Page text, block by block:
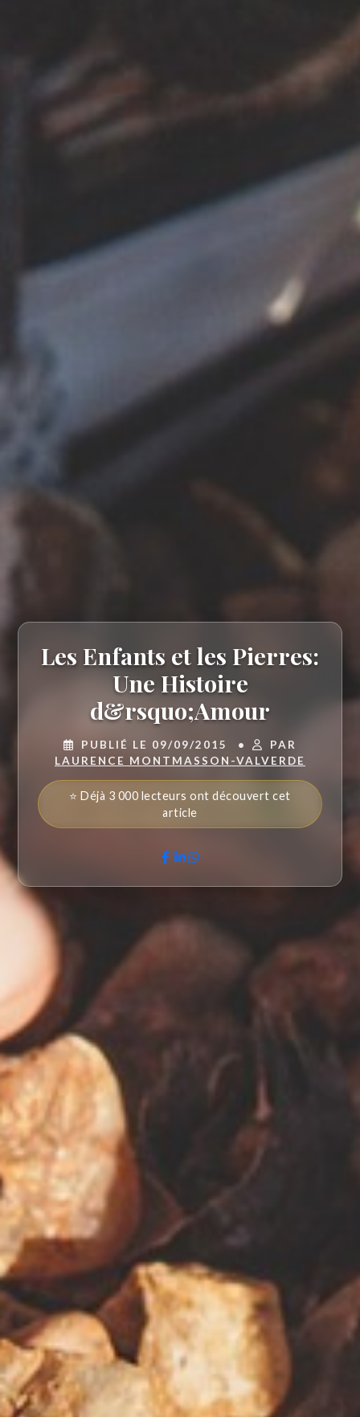
Les Enfants et les Pierres:
Une Histoire
d&rsquo;Amour
PUBLIÉ LE 09/09/2015 •
PAR
LAURENCE MONTMASSON-VALVERDE
⭐ Déjà 3 000 lecteurs ont découvert cet
article